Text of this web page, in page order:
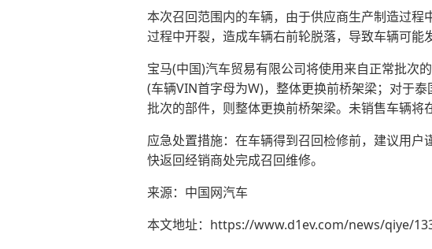
本次召回范围内的车辆，由于供应商生产制造过
过程中开裂，造成车辆右前轮脱落，导致车辆可能
宝马(中国)汽车贸易有限公司将使用来自正常批次
(车辆VIN首字母为W)，整体更换前桥架梁；对于
批次的部件，则整体更换前桥架梁。未销售车辆将
应急处置措施：在车辆得到召回检修前，建议用
快返回经销商处完成召回维修。
来源：中国网汽车
本文地址： https://www.d1ev.com/news/qiye/